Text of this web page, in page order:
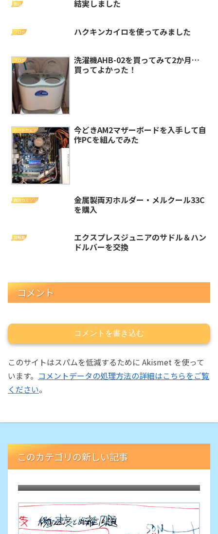
園芸 結実しました
ブログ ハクキンカイロを使ってみました
ブログ
洗濯機AHB-02を買ってみて2か月…
買ってよかった！
ハードウェア
今どきAM2マザーボードを入手して自
作PCを組んでみた
両刃カミソリ
金属製両刃ホルダー・メルクール33C
を購入
自転車
エクスプレスジュニアのサドル＆ハン
ドルバーを交換
コメント
コメントを書き込む
このサイトはスパムを低減するために Akismet を使って
います。 コメントデータの処理方法の詳細はこちらをご覧
ください。
このカテゴリの新しい記事